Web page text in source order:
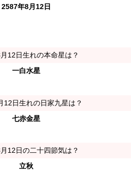
2587年8月12日
12日生れの本命星は？
一白水星
12日生れの日家九星は？
七赤金星
12日の二十四節気は？
立秋